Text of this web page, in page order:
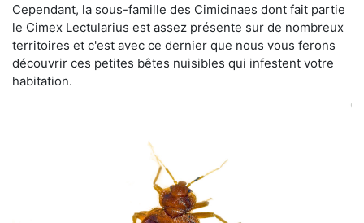
Cependant, la sous-famille des Cimicinaes dont fait partie
le Cimex Lectularius est assez présente sur de nombreux
territoires et c'est avec ce dernier que nous vous ferons
découvrir ces petites bêtes nuisibles qui infestent votre
habitation.